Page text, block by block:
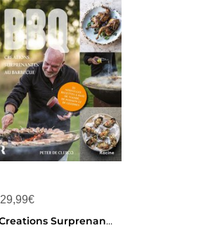
29,99€
Creations Surprenantes Au Barbecue : 55 Nouvelles Recettes A Base De Viande, De Poisson Et De Legumes